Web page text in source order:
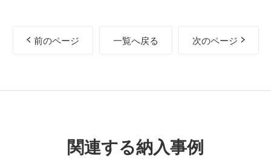
前のページ 一覧へ戻る 次のページ
関連する納入事例